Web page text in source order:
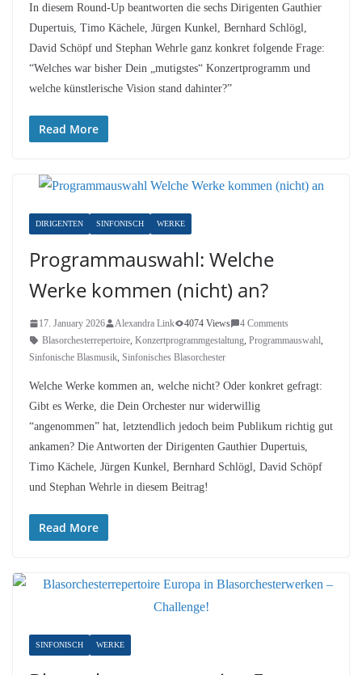
In diesem Round-Up beantworten die sechs Dirigenten Gauthier
Dupertuis, Timo Kächele, Jürgen Kunkel, Bernhard Schlögl,
David Schöpf und Stephan Wehrle ganz konkret folgende Frage:
“Welches war bisher Dein „mutigstes“ Konzertprogramm und
welche künstlerische Vision stand dahinter?”
Read More
DIRIGENTEN SINFONISCH WERKE
Programmauswahl: Welche
Werke kommen (nicht) an?
17. January 2026 Alexandra Link 4074 Views
4 Comments
Blasorchesterrepertoire, Konzertprogrammgestaltung, Programmauswahl,
Sinfonische Blasmusik, Sinfonisches Blasorchester
Welche Werke kommen an, welche nicht? Oder konkret gefragt:
Gibt es Werke, die Dein Orchester nur widerwillig
“angenommen” hat, letztendlich jedoch beim Publikum richtig gut
ankamen? Die Antworten der Dirigenten Gauthier Dupertuis,
Timo Kächele, Jürgen Kunkel, Bernhard Schlögl, David Schöpf
und Stephan Wehrle in diesem Beitrag!
Read More
SINFONISCH WERKE